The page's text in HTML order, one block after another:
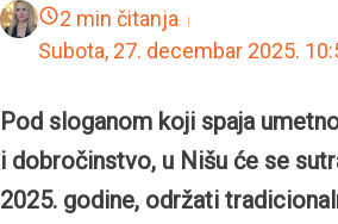
2 min čitanja
Subota, 27. decembar 2025.
Pod sloganom koji spaja
i dobročinstvo, u Nišu će se
2025. godine, održati